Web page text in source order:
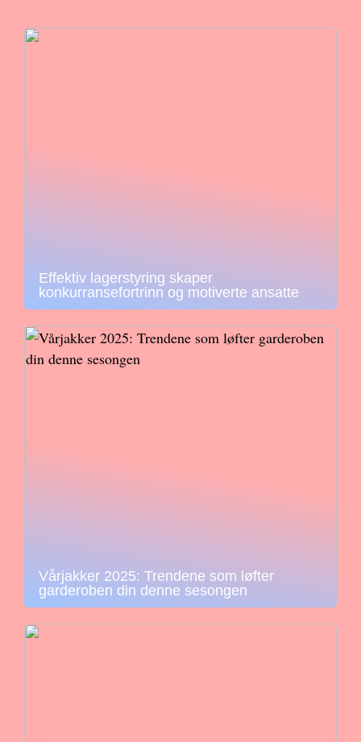
Effektiv lagerstyring skaper
konkurransefortrinn og motiverte ansatte
Vårjakker 2025: Trendene som løfter
garderoben din denne sesongen